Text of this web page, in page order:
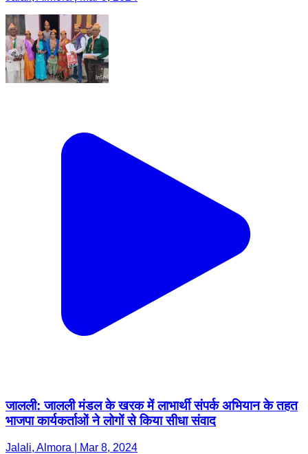
जालली: जालली मंडल के खरक में लाभार्थी संपर्क अभियान के तहत
भाजपा कार्यकर्ताओं ने लोगों से किया सीधा संवाद
Jalali, Almora | Mar 8, 2024